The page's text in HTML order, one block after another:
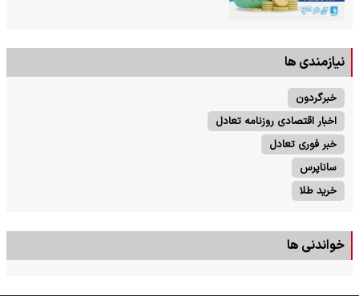
نیازمندی ها
خبرگردون
اخبار اقتصادی روزنامه تعادل
خبر فوری تعادل
ساناپرس
خرید طلا
خواندنی ها